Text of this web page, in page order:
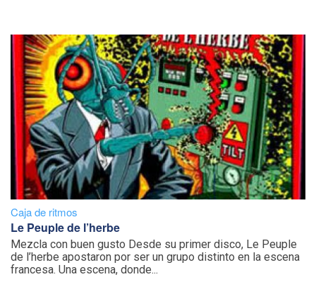
Caja de ritmos
Le Peuple de l’herbe
Mezcla con buen gusto Desde su primer disco, Le Peuple
de l’herbe apostaron por ser un grupo distinto en la escena
francesa. Una escena, donde...